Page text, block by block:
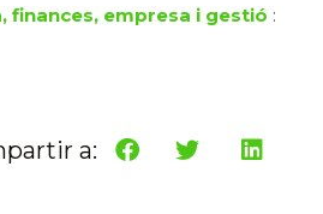
finances, empresa i gestió :
a: